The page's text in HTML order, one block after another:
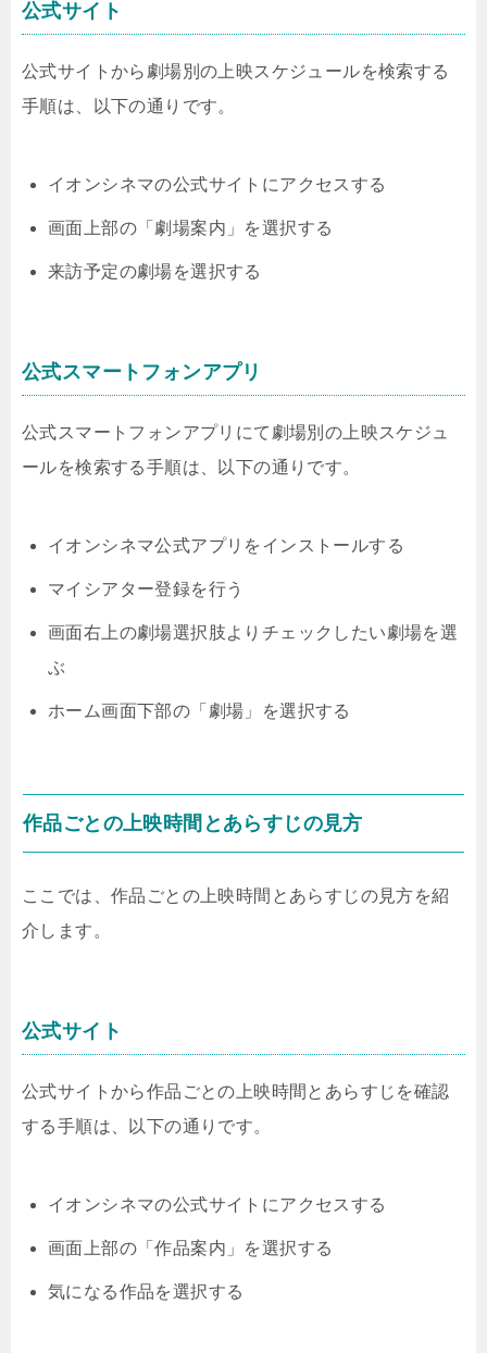
公式サイト
公式サイトから劇場別の上映スケジュールを検索する
手順は、以下の通りです。
イオンシネマの公式サイトにアクセスする
画面上部の「劇場案内」を選択する
来訪予定の劇場を選択する
公式スマートフォンアプリ
公式スマートフォンアプリにて劇場別の上映スケジュ
ールを検索する手順は、以下の通りです。
イオンシネマ公式アプリをインストールする
マイシアター登録を行う
画面右上の劇場選択肢よりチェックしたい劇場を選
ぶ
ホーム画面下部の「劇場」を選択する
作品ごとの上映時間とあらすじの見方
ここでは、作品ごとの上映時間とあらすじの見方を紹
介します。
公式サイト
公式サイトから作品ごとの上映時間とあらすじを確認
する手順は、以下の通りです。
イオンシネマの公式サイトにアクセスする
画面上部の「作品案内」を選択する
気になる作品を選択する